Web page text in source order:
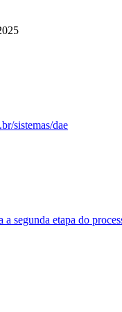
sistemas/dae
segunda etapa do